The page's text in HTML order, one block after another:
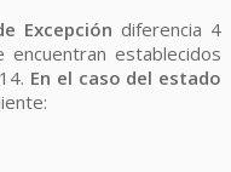
Excepción diferencia 4
establecidos
En el caso del estado